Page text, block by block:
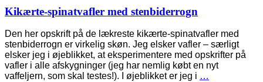
Kikærte-spinatvafler med stenbiderrogn
Den her opskrift på de lækreste kikærte-spinatvafler med
stenbiderrogn er virkelig skøn. Jeg elsker vafler – særligt
elsker jeg i øjeblikket, at eksperimentere med opskrifter på
vafler i alle afskygninger (jeg har nemlig købt en nyt
vaffeljern, som skal testes!). I øjeblikket er jeg i …